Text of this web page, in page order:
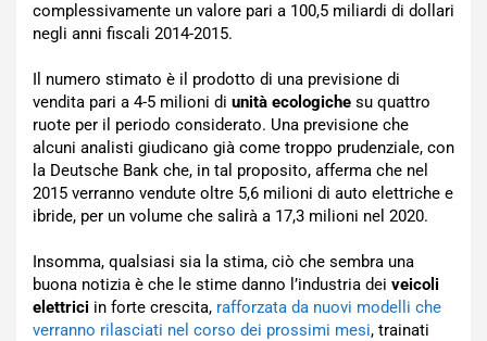
complessivamente un valore pari a 100,5 miliardi di dollari
negli anni fiscali 2014-2015.
Il numero stimato è il prodotto di una previsione di
vendita pari a 4-5 milioni di unità ecologiche su quattro
ruote per il periodo considerato. Una previsione che
alcuni analisti giudicano già come troppo prudenziale, con
la Deutsche Bank che, in tal proposito, afferma che nel
2015 verranno vendute oltre 5,6 milioni di auto elettriche e
ibride, per un volume che salirà a 17,3 milioni nel 2020.
Insomma, qualsiasi sia la stima, ciò che sembra una
buona notizia è che le stime danno l’industria dei veicoli
elettrici in forte crescita, rafforzata da nuovi modelli che
verranno rilasciati nel corso dei prossimi mesi, trainati